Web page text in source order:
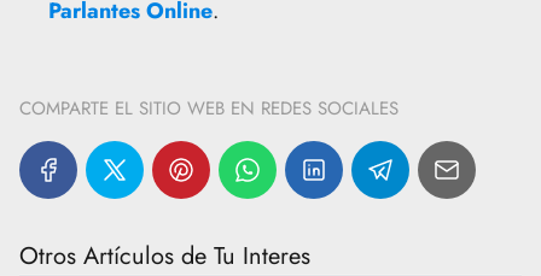
Parlantes Online.
COMPARTE EL SITIO WEB EN REDES SOCIALES
Otros Artículos de Tu Interes